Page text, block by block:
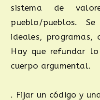
sistema de
pueblo/pueblos.
ideales, programas,
Hay que refundar
cuerpo argumental.
. Fijar un código y